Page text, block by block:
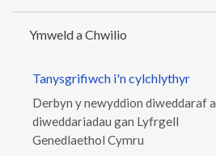
Ymweld a Chwilio
Tanysgrifiwch i'n cylchlythyr
Derbyn y newyddion diweddaraf a
diweddariadau gan Lyfrgell
Genedlaethol Cymru